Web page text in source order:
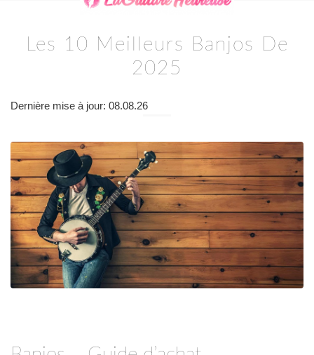
Les 10 Meilleurs Banjos De
2025
Dernière mise à jour: 08.08.26